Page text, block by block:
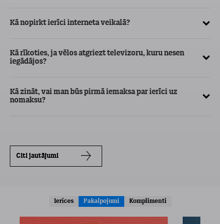
Kā nopirkt ierīci interneta veikalā?
Kā rīkoties, ja vēlos atgriezt televizoru, kuru nesen
iegādājos?
Kā zināt, vai man būs pirmā iemaksa par ierīci uz
nomaksu?
Citi jautājumi
Ierīces Pakalpojumi Komplimenti